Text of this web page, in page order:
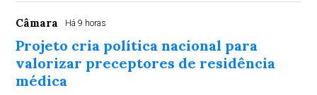
Câmara Há 9 horas
Projeto cria política nacional para
valorizar preceptores de residência
médica